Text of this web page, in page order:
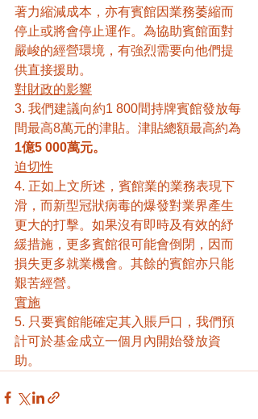
著力縮減成本，亦有賓館因業務萎縮而
停止或將會停止運作。為協助賓館面對
嚴峻的經營環境，有強烈需要向他們提
供直接援助。
對財政的影響
3. 我們建議向約1 800間持牌賓館發放每
間最高8萬元的津貼。津貼總額最高約為
1億5 000萬元。
迫切性
4. 正如上文所述，賓館業的業務表現下
滑，而新型冠狀病毒的爆發對業界產生
更大的打擊。如果沒有即時及有效的紓
緩措施，更多賓館很可能會倒閉，因而
損失更多就業機會。其餘的賓館亦只能
艱苦經營。
實施
5. 只要賓館能確定其入賬戶口，我們預
計可於基金成立一個月內開始發放資
助。